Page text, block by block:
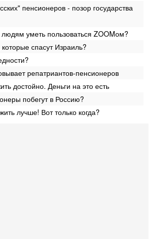
пенсионеров - позор государства
уметь пользоваться ZOOMом?
спасут Израиль?
репатриантов-пенсионеров
достойно. Деньги на это есть
побегут в Россию?
лучше! Вот только когда?